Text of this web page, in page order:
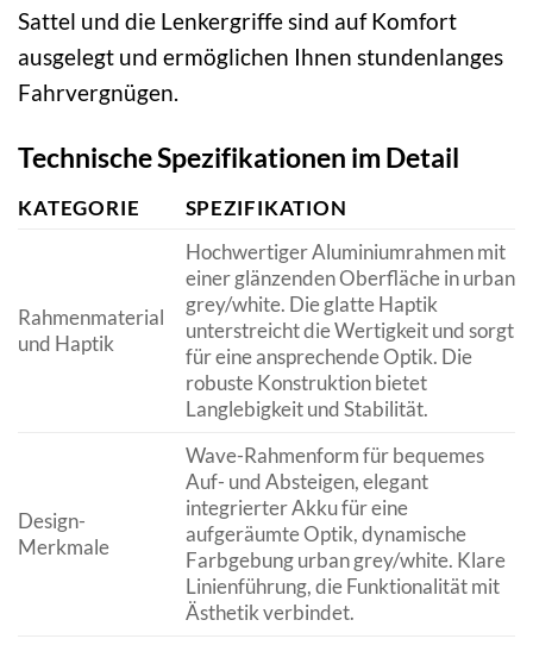
Sattel und die Lenkergriffe sind auf Komfort
ausgelegt und ermöglichen Ihnen stundenlanges
Fahrvergnügen.
Technische Spezifikationen im Detail
KATEGORIE SPEZIFIKATION
Rahmenmaterial
und Haptik
Hochwertiger Aluminiumrahmen mit
einer glänzenden Oberfläche in urban
grey/white. Die glatte Haptik
unterstreicht die Wertigkeit und sorgt
für eine ansprechende Optik. Die
robuste Konstruktion bietet
Langlebigkeit und Stabilität.
Design-
Merkmale
Wave-Rahmenform für bequemes
Auf- und Absteigen, elegant
integrierter Akku für eine
aufgeräumte Optik, dynamische
Farbgebung urban grey/white. Klare
Linienführung, die Funktionalität mit
Ästhetik verbindet.